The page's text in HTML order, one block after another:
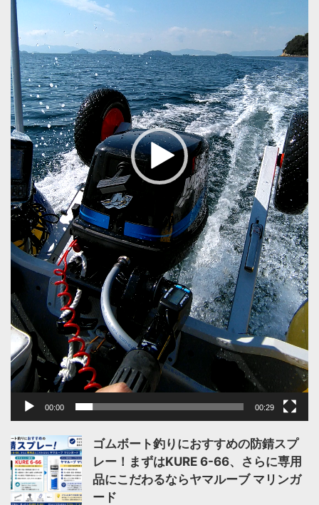
00:00 00:29
ゴムボート釣りにおすすめの防錆スプ
レー！まずはKURE 6-66、さらに専用
品にこだわるならヤマルーブ マリンガ
ード